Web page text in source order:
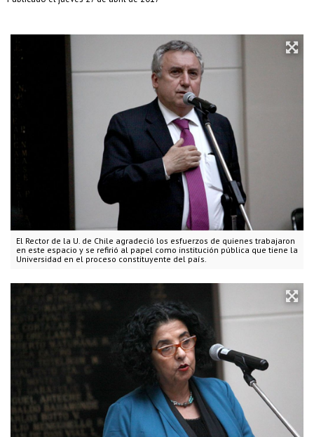
El Rector de la U. de Chile agradeció los esfuerzos de quienes trabajaron
en este espacio y se refirió al papel como institución pública que tiene la
Universidad en el proceso constituyente del país.